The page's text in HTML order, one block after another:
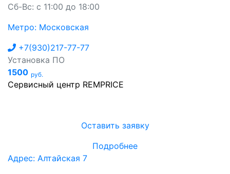
Сб-Вс: с 11:00 до 18:00
Метро: Московская
+7(930)217-77-77
Установка ПО
1500 руб.
Сервисный центр REMPRICE
Оставить заявку
Подробнее
Адрес: Алтайская 7